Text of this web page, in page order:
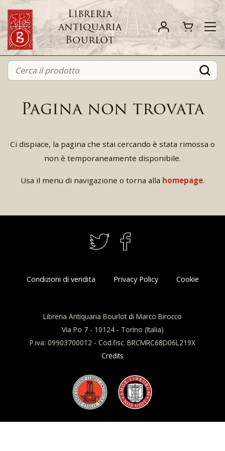
Libreria
antiquaria
Bourlot
Pagina non trovata
Ci dispiace, la pagina che stai cercando è stata rimossa o
non è temporaneamente disponibile.
Usa il menu di navigazione o torna alla homepage.
Condizioni di vendita Privacy Policy Cookie
Libreria Antiquaria Bourlot di Marco Birocco
Via Po 7 - 10124 - Torino (Italia)
P.iva: 09903700012 - Cod.fisc. BRCMRC68D06L219X
Credits